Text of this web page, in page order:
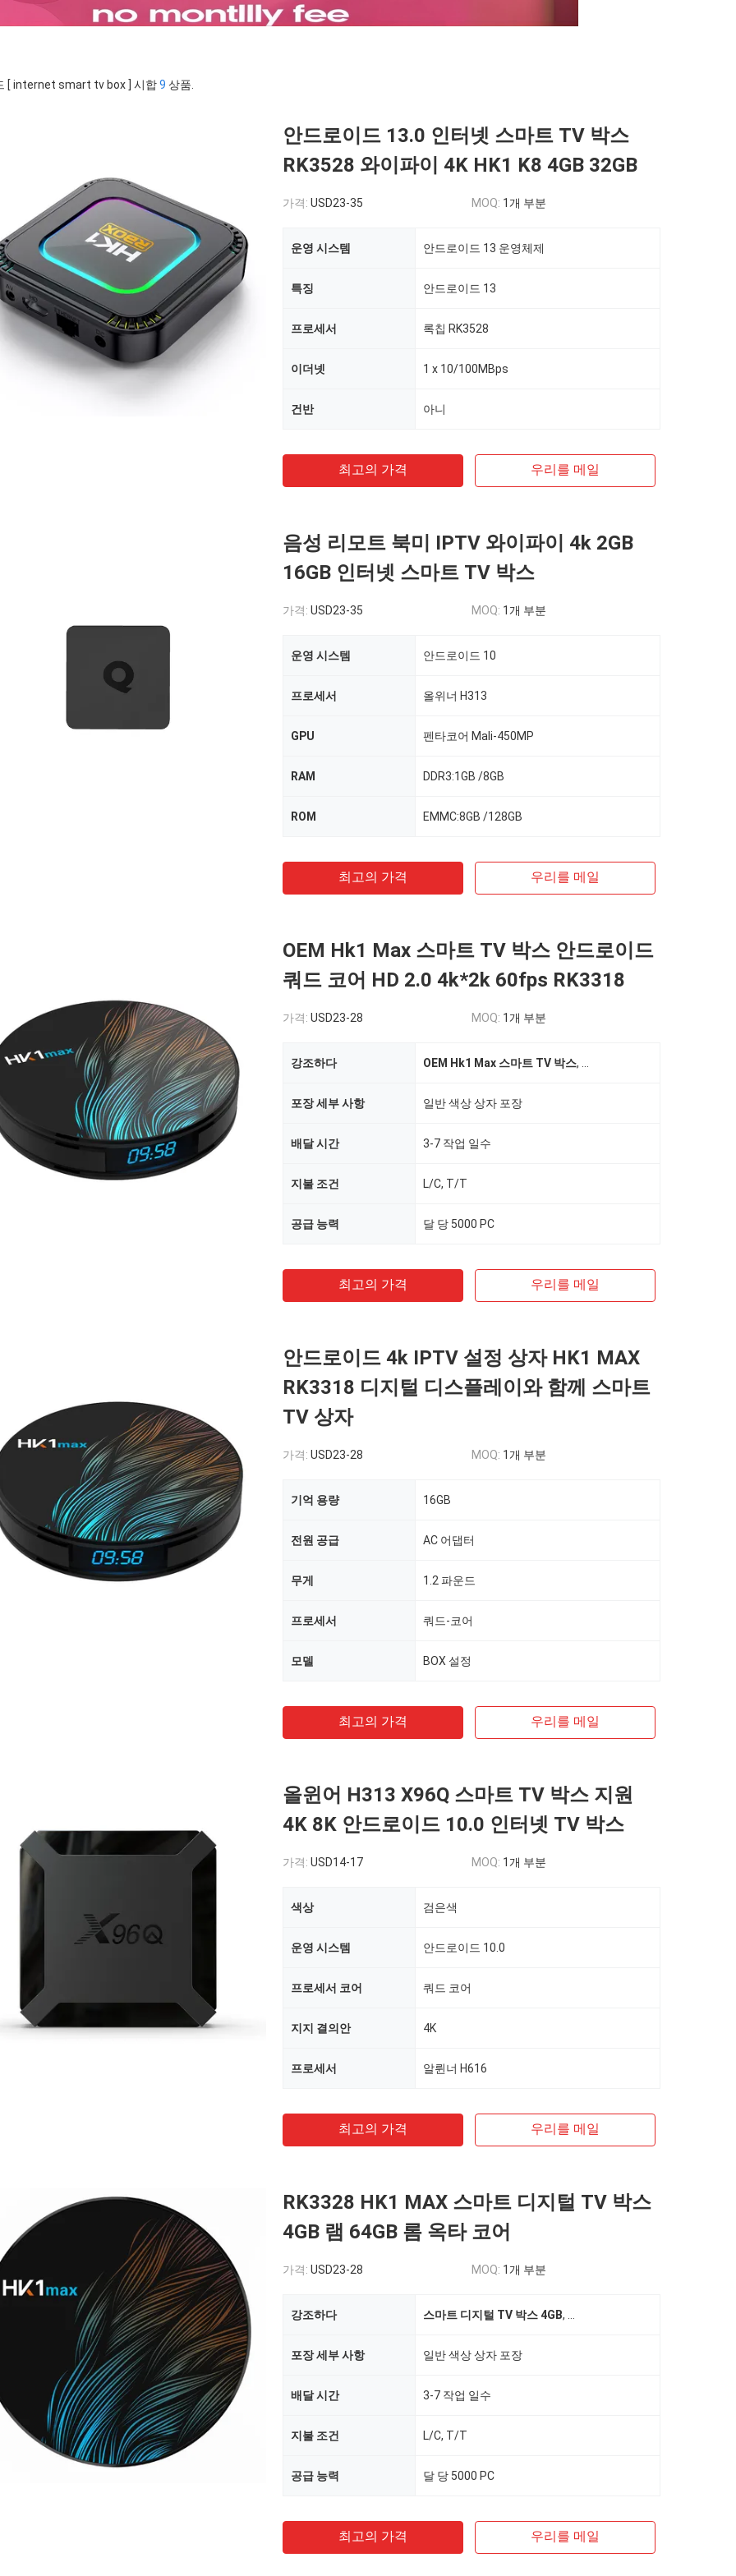
[ internet smart tv box ] 시합9 상품.
안드로이드 13.0 인터넷 스마트 TV 박스
RK3528 와이파이 4K HK1 K8 4GB 32GB
가격: USD23-35 MOQ: 1개 부분
운영 시스템 안드로이드 13 운영체제
특징 안드로이드 13
프로세서 록칩 RK3528
이더넷 1 x 10/100MBps
건반 아니
최고의 가격 우리를 메일
음성 리모트 북미 IPTV 와이파이 4k 2GB
16GB 인터넷 스마트 TV 박스
가격: USD23-35 MOQ: 1개 부분
운영 시스템 안드로이드 10
프로세서 올위너 H313
GPU 펜타코어 Mali-450MP
RAM DDR3:1GB /8GB
ROM EMMC:8GB /128GB
최고의 가격 우리를 메일
OEM Hk1 Max 스마트 TV 박스 안드로이드
쿼드 코어 HD 2.0 4k*2k 60fps RK3318
가격: USD23-28 MOQ: 1개 부분
강조하다 OEM Hk1 Max 스마트 TV 박스,
포장 세부 사항 일반 색상 상자 포장
배달 시간 3-7 작업 일수
지불 조건 L/C, T/T
공급 능력 달 당 5000 PC
최고의 가격 우리를 메일
안드로이드 4k IPTV 설정 상자 HK1 MAX
RK3318 디지털 디스플레이와 함께 스마트
TV 상자
가격: USD23-28 MOQ: 1개 부분
기억 용량 16GB
전원 공급 AC 어댑터
무게 1.2 파운드
프로세서 쿼드-코어
모델 BOX 설정
최고의 가격 우리를 메일
올윈어 H313 X96Q 스마트 TV 박스 지원
4K 8K 안드로이드 10.0 인터넷 TV 박스
가격: USD14-17 MOQ: 1개 부분
색상 검은색
운영 시스템 안드로이드 10.0
프로세서 코어 쿼드 코어
지지 결의안 4K
프로세서 알륀너 H616
최고의 가격 우리를 메일
RK3328 HK1 MAX 스마트 디지털 TV 박스
4GB 램 64GB 롬 옥타 코어
가격: USD23-28 MOQ: 1개 부분
강조하다 스마트 디지털 TV 박스 4GB,
포장 세부 사항 일반 색상 상자 포장
배달 시간 3-7 작업 일수
지불 조건 L/C, T/T
공급 능력 달 당 5000 PC
최고의 가격 우리를 메일